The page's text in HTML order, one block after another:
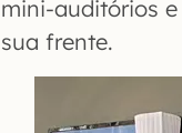
mini-auditórios
sua frente.